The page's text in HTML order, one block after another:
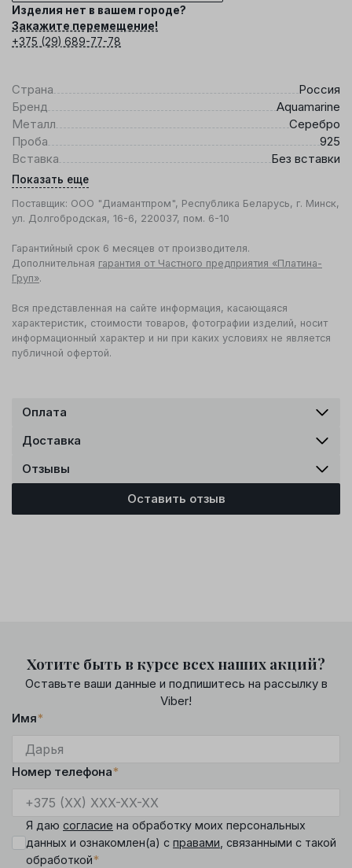
Изделия нет в вашем городе?
Закажите перемещение!
+375 (29) 689-77-78
Страна
Россия
Бренд
Aquamarine
Металл
Серебро
Проба
925
Вставка
Без вставки
Показать еще
Поставщик: ООО "Диамантпром", Республика Беларусь, г. Минск,
ул. Долгобродская, 16-6, 220037, пом. 6-10
Гарантийный срок 6 месяцев от производителя.
Дополнительная гарантия от Частного предприятия «Платина-
Груп».
Вся представленная на сайте информация, касающаяся
характеристик, стоимости товаров, фотографии изделий, носит
информационный характер и ни при каких условиях не является
публичной офертой.
Оплата
Доставка
Отзывы
Оставить отзыв
Хотите быть в курсе всех наших акций?
Оставьте ваши данные и подпишитесь на рассылку в
Viber!
Имя*
Номер телефона*
Я даю согласие на обработку моих персональных
данных и ознакомлен(а) с правами , связанными с такой
обработкой*